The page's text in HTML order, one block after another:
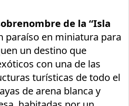
de la “Isla
paraíso en miniatura para
un destino que
con una de las
turísticas de todo el
de arena blanca y